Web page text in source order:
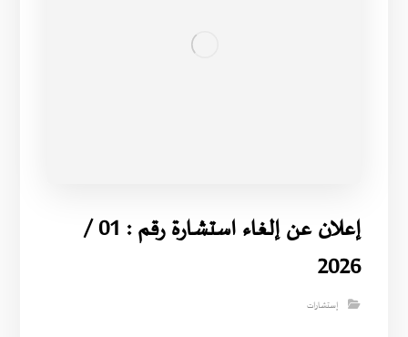
إعلان عن إلغاء استشارة رقم : 01 /
2026
إستشارات